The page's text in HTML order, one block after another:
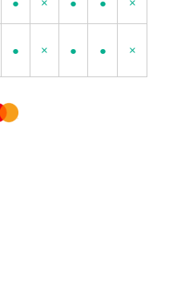
● × ● ● ×
● × ● ● ×